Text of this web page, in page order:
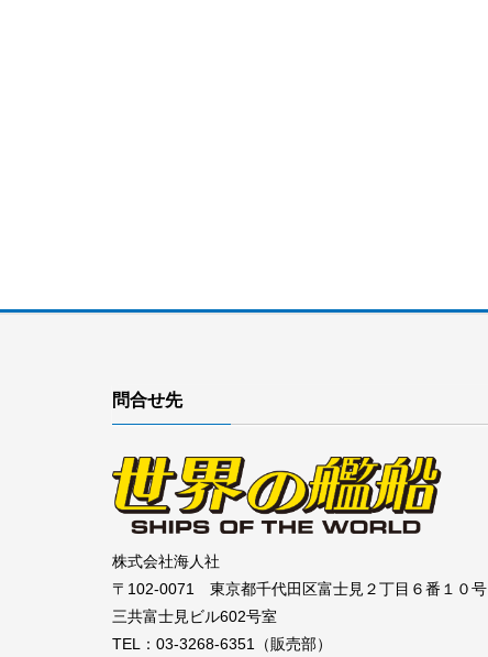
問合せ先
株式会社海人社
〒102-0071 東京都千代田区富士見２丁目６番１０号
三共富士見ビル602号室
TEL：03-3268-6351（販売部）